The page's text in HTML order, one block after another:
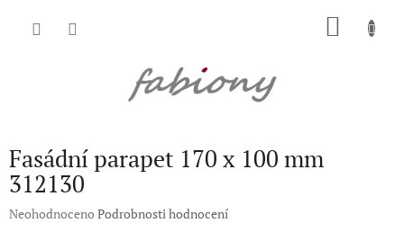
Fasádní parapet 170 x 100 mm
312130
Průměrné
Neohodnoceno Podrobnosti hodnocení